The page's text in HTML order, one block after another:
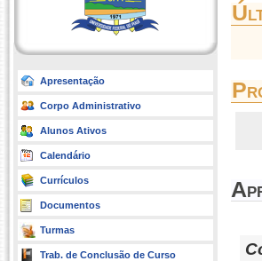
Apresentação
Corpo Administrativo
Alunos Ativos
Calendário
Currículos
Documentos
Turmas
Trab. de Conclusão de Curso